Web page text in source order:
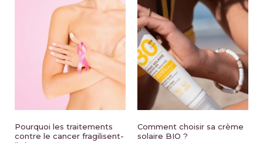
Pourquoi les traitements
contre le cancer fragilisent-
Comment choisir sa crème
solaire BIO ?